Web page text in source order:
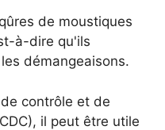
de moustiques
à-dire qu'ils
démangeaisons.
contrôle et de
il peut être utile